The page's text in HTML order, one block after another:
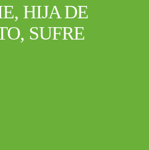
HIJA DE
SUFRE